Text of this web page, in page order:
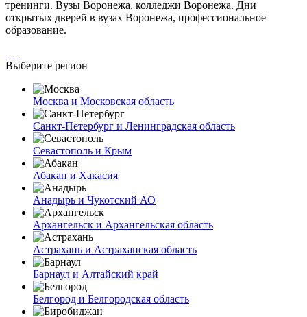
тренинги. Вузы Воронежа, колледжи Воронежа. Дни
открытых дверей в вузах Воронежа, профессиональное
образование.
Выберите регион
Москва и Московская область
Санкт-Петербург и Ленинградская область
Севастополь и Крым
Абакан и Хакасия
Анадырь и Чукотский АО
Архангельск и Архангельская область
Астрахань и Астраханская область
Барнаул и Алтайский край
Белгород и Белгородская область